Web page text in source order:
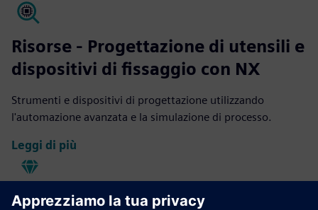
Risorse - Progettazione di utensili e
dispositivi di fissaggio con NX
Strumenti e dispositivi di progettazione utilizzando
l'automazione avanzata e la simulazione di processo.
Leggi di più
Controllo qualità delle parti NX